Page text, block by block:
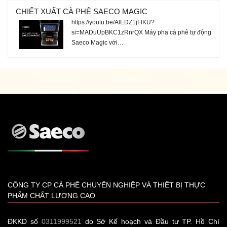
CHIẾT XUẤT CÀ PHÊ SAECO MAGIC
https://youtu.be/AlEDZ1jFlKU?
si=MADuUpBKC1zRnrQX Máy pha cà phê tự động
Saeco Magic với…
CÔNG TY CP CÀ PHÊ CHUYÊN NGHIỆP VÀ THIẾT BỊ THỰC
PHẨM CHẤT LƯỢNG CAO
ĐKKD số 0311999521 do Sở Kế hoạch và Đầu tư TP. Hồ Chí